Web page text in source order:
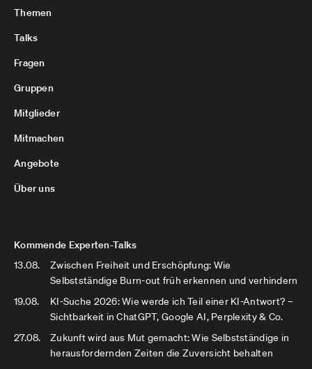
Themen
Talks
Fragen
Gruppen
Mitglieder
Mitmachen
Angebote
Über uns
Kommende Experten-Talks
13.08.
Zwischen Freiheit und Erschöpfung: Wie
Selbstständige Burn-out früh erkennen und verhindern
19.08.
KI-Suche 2026: Wie werde ich Teil einer KI-Antwort? –
Sichtbarkeit in ChatGPT, Google AI, Perplexity & Co.
27.08.
Zukunft wird aus Mut gemacht: Wie Selbstständige in
herausfordernden Zeiten die Zuversicht behalten